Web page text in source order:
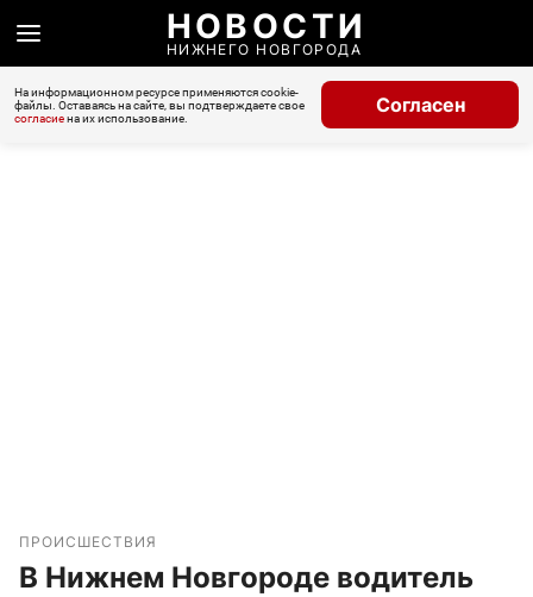
НОВОСТИ
НИЖНЕГО НОВГОРОДА
На информационном ресурсе применяются cookie-
файлы. Оставаясь на сайте, вы подтверждаете свое
согласиена их использование.
Согласен
ПРОИСШЕСТВИЯ
В Нижнем Новгороде водитель